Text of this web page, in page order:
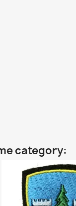
category: